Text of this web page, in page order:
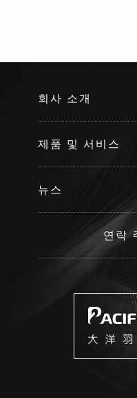
회사 소개
제품 및 서비스
뉴스
연락